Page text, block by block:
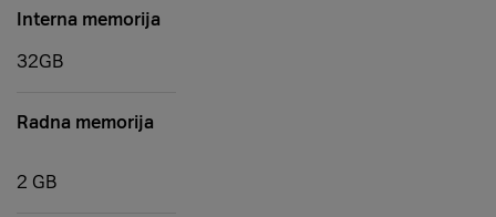
Interna memorija
32GB
Radna memorija
2 GB